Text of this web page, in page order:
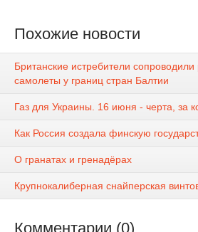
Похожие новости
Британские истребители сопроводили
самолеты у границ стран Балтии
Газ для Украины. 16 июня - черта, за
Как Россия создала финскую
О гранатах и гренадёрах
Крупнокалиберная снайперская
Комментарии (0)